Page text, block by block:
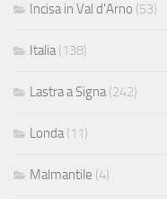
Incisa in Val d'Arno (53)
Italia(138)
Lastra a Signa(242)
Londa(11)
Malmantile (4)